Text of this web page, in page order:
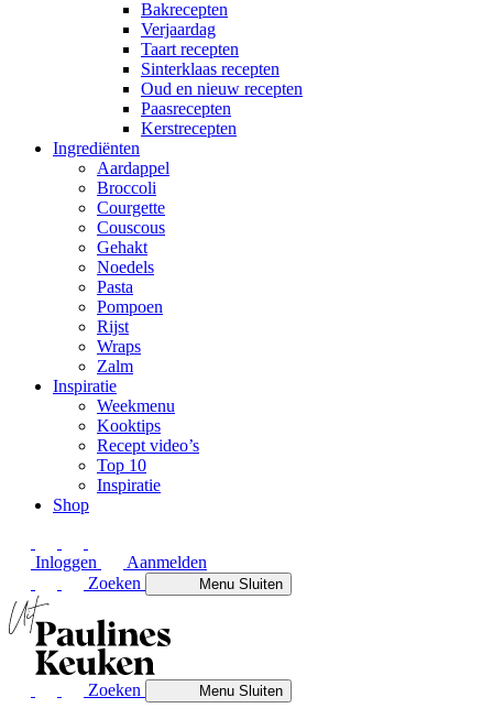
Bakrecepten
Verjaardag
Taart recepten
Sinterklaas recepten
Oud en nieuw recepten
Paasrecepten
Kerstrecepten
Ingrediënten
Aardappel
Broccoli
Courgette
Couscous
Gehakt
Noedels
Pasta
Pompoen
Rijst
Wraps
Zalm
Inspiratie
Weekmenu
Kooktips
Recept video’s
Top 10
Inspiratie
Shop
Inloggen
Aanmelden
Zoeken
MenuSluiten
Zoeken MenuSluiten